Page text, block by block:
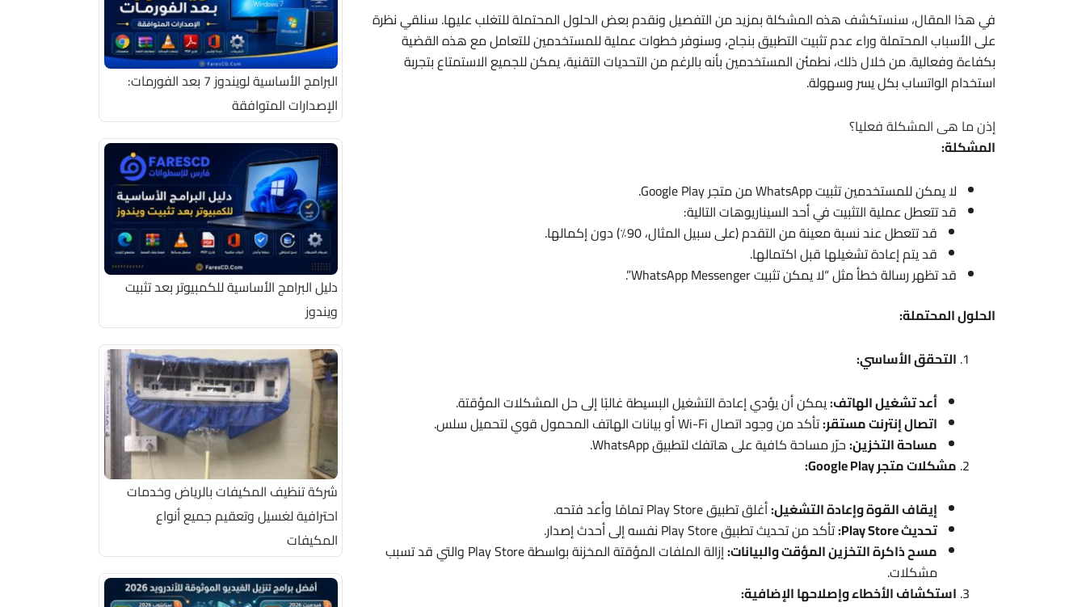
في هذا المقال، سنستكشف هذه المشكلة بمزيد من التفصيل ونقدم بعض الحلول المحتملة للتغلب عليها. سنلقي نظرة
على الأسباب المحتملة وراء عدم تثبيت التطبيق بنجاح، وسنوفر خطوات عملية للمستخدمين للتعامل مع هذه القضية
بكفاءة وفعالية. من خلال ذلك، نطمئن المستخدمين بأنه بالرغم من التحديات التقنية، يمكن للجميع الاستمتاع بتجربة
استخدام الواتساب بكل يسر وسهولة.
إذن ما هى المشكلة فعليا؟
المشكلة:
لا يمكن للمستخدمين تثبيت WhatsApp من متجر Google Play.
قد تتعطل عملية التثبيت في أحد السيناريوهات التالية:
قد تتعطل عند نسبة معينة من التقدم (على سبيل المثال، 90٪) دون إكمالها.
قد يتم إعادة تشغيلها قبل اكتمالها.
قد تظهر رسالة خطأ مثل “لا يمكن تثبيت WhatsApp Messenger”.
الحلول المحتملة:
التحقق الأساسي:
أعد تشغيل الهاتف:يمكن أن يؤدي إعادة التشغيل البسيطة غالبًا إلى حل المشكلات المؤقتة.
اتصال إنترنت مستقر:تأكد من وجود اتصال Wi-Fi أو بيانات الهاتف المحمول قوي لتحميل سلس.
مساحة التخزين:حرّر مساحة كافية على هاتفك لتطبيق WhatsApp.
مشكلات متجر Google Play:
إيقاف القوة وإعادة التشغيل:أغلق تطبيق Play Store تمامًا وأعد فتحه.
تحديث Play Store:
تأكد من تحديث تطبيق Play Store نفسه إلى أحدث إصدار.
مسح ذاكرة التخزين المؤقت والبيانات:
إزالة الملفات المؤقتة المخزنة بواسطة Play Store والتي قد تسبب
مشكلات.
استكشاف الأخطاء وإصلاحها الإضافية:
البرامج الأساسية لويندوز 7 بعد الفورمات:
الإصدارات المتوافقة
دليل البرامج الأساسية للكمبيوتر بعد تثبيت
ويندوز
شركة تنظيف المكيفات بالرياض وخدمات
احترافية لغسيل وتعقيم جميع أنواع
المكيفات